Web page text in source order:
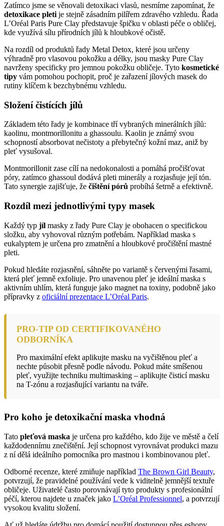
Zatímco jsme se věnovali detoxikaci vlasů, nesmíme zapomínat, že
detoxikace pleti je stejně zásadním pilířem zdravého vzhledu. Řada
L’Oréal Paris Pure Clay představuje špičku v oblasti péče o obličej,
kde využívá sílu přírodních jílů k hloubkové očistě.
Na rozdíl od produktů řady Metal Detox, které jsou určeny
výhradně pro vlasovou pokožku a délky, jsou masky Pure Clay
navrženy specificky pro jemnou pokožku obličeje. Tyto kosmetické
tipy vám pomohou pochopit, proč je zařazení jílových masek do
rutiny klíčem k bezchybnému vzhledu.
Složení čistících jílů
Základem této řady je kombinace tří vybraných minerálních jílů:
kaolinu, montmorillonitu a ghassoulu. Kaolin je známý svou
schopností absorbovat nečistoty a přebytečný kožní maz, aniž by
pleť vysušoval.
Montmorillonit zase cílí na nedokonalosti a pomáhá pročišťovat
póry, zatímco ghassoul dodává pleti minerály a rozjasňuje její tón.
Tato synergie zajišťuje, že čištění pórů probíhá šetrně a efektivně.
Rozdíl mezi jednotlivými typy masek
Každý typ jíl masky z řady Pure Clay je obohacen o specifickou
složku, aby vyhovoval různým potřebám. Například maska s
eukalyptem je určena pro zmatnění a hloubkové pročištění mastné
pleti.
Pokud hledáte rozjasnění, sáhněte po variantě s červenými řasami,
která pleť jemně exfoliuje. Pro unavenou pleť je ideální maska s
aktivním uhlím, která funguje jako magnet na toxiny, podobně jako
přípravky z oficiální prezentace L’Oréal Paris.
PRO-TIP OD CERTIFIKOVANÉHO
ODBORNÍKA
Pro maximální efekt aplikujte masku na vyčištěnou pleť a
nechte působit přesně podle návodu. Pokud máte smíšenou
pleť, využijte techniku multimasking – aplikujte čisticí masku
na T-zónu a rozjasňující variantu na tváře.
Pro koho je detoxikační maska vhodná
Tato pleťová maska je určena pro každého, kdo žije ve městě a čelí
každodennímu znečištění. Její schopnost vyrovnávat produkci mazu
z ní dělá ideálního pomocníka pro mastnou i kombinovanou pleť.
Odborné recenze, které zmiňuje například The Brown Girl Beauty,
potvrzují, že pravidelné používání vede k viditelně jemnější textuře
obličeje. Uživatelé často porovnávají tyto produkty s profesionální
péčí, kterou najdete u značek jako L’Oréal Professionnel, a potvrzují
vysokou kvalitu složení.